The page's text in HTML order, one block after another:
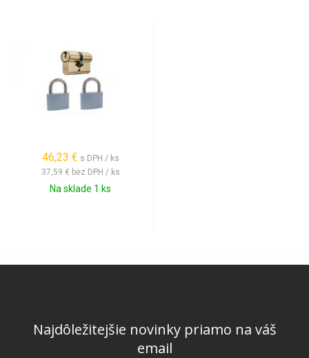
46,23 € s DPH / ks
37,59 € bez DPH / ks
Na sklade 1 ks
Najdôležitejšie novinky priamo na váš
email